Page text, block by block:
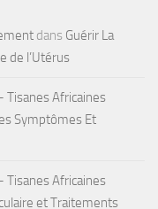
dans Guérir La
de l’Utérus
Tisanes Africaines
Symptômes Et
Tisanes Africaines
et Traitements